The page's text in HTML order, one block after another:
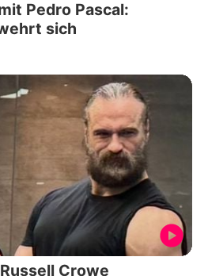
Pedro Pascal:
sich
Crowe